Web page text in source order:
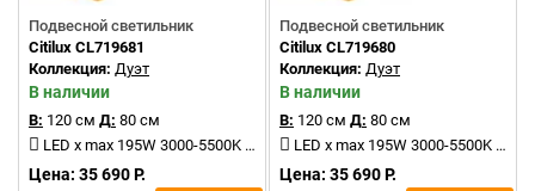
Подвесной светильник
Citilux CL719681
Коллекция: Дуэт
В наличии
В: 120 см Д: 80 см
LED x max 195W 3000-5500K 11000Lm
Цена: 35 690 Р.
Подвесной светильник
Citilux CL719680
Коллекция: Дуэт
В наличии
В: 120 см Д: 80 см
LED x max 195W 3000-5500K 11000Lm
Цена: 35 690 Р.